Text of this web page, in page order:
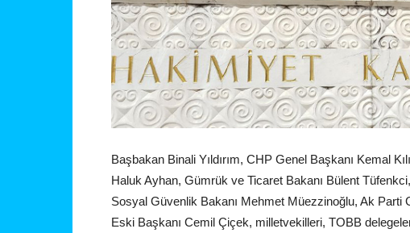
Başbakan Binali Yıldırım, CHP Genel Başkanı Kemal
Haluk Ayhan, Gümrük ve Ticaret Bakanı Bülent
Sosyal Güvenlik Bakanı Mehmet Müezzinoğlu, Ak Parti
Eski Başkanı Cemil Çiçek, milletvekilleri, TOBB